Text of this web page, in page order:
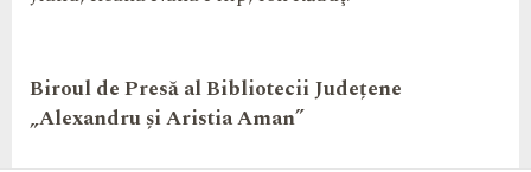
Biroul de Presă alBibliotecii Județene
„Alexandru și Aristia Aman”